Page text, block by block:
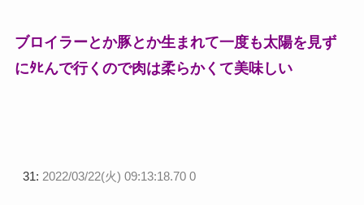
ブロイラーとか豚とか生まれて一度も太陽を見ず
にﾀﾋんで行くので肉は柔らかくて美味しい
31: 2022/03/22(火) 09:13:18.70 0